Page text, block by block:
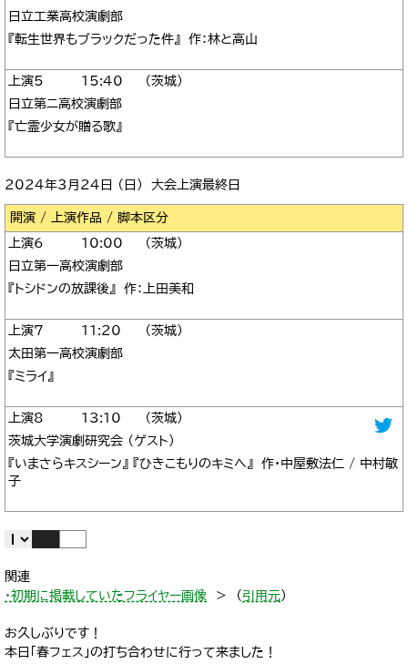
日立工業高校演劇部
『転生世界もブラックだった件』 作：林と高山
5 15:40
茨城
日立第ニ高校演劇部
『亡霊少女が贈る歌』
2024年3月24日 （日） 大会上演最終日
区分
6
10:00
茨城
日立第一高校演劇部
『トシドンの放課後』 作：上田美和
7 11:20
茨城
太田第一高校演劇部
『ミライ』
8 13:10
茨城
茨城大学演劇研究会 （ゲスト）
『いまさらキスシーン』 『ひきこもりのキミへ』 作・中屋敷法仁 / 中村敏
子
関連
・初期に掲載していたフライヤー画像 ＞ （ 引用元）
お久しぶりです！
本日「春フェス」の打ち合わせに行って来ました！